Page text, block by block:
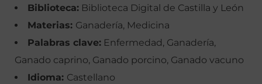
Biblioteca: Biblioteca Digital de Castilla y León
Materias: Ganadería, Medicina
Palabras clave: Enfermedad, Ganadería,
Ganado caprino, Ganado porcino, Ganado vacuno
Idioma: Castellano